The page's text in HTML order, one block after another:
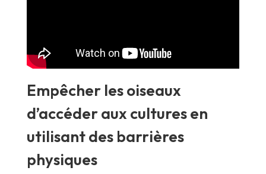
Empêcher les oiseaux
d’accéder aux cultures en
utilisant des barrières
physiques